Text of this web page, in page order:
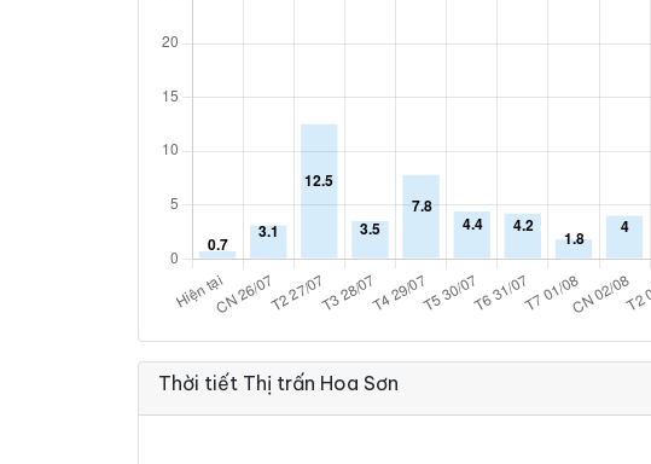
Thời tiết Thị trấn Hoa Sơn